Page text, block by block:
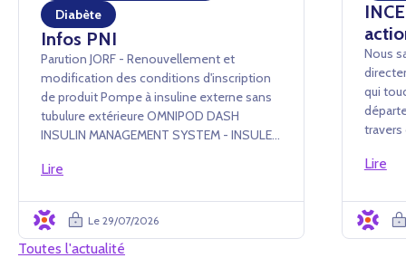
Diabète
Infos PNI
Parution JORF - Renouvellement et
modification des conditions d'inscription
de produit Pompe à insuline externe sans
tubulure extérieure OMNIPOD DASH
INSULIN MANAGEMENT SYSTEM - INSULET
renouvellement d'inscription et
Lire
Le 29/07/2026
Nous
qui
Lire
Toutes l'actualité